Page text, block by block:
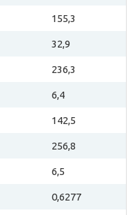
155,3
32,9
236,3
6,4
142,5
256,8
6,5
0,6277